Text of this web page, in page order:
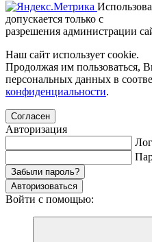
допускается только с
разрешения администрации
Наш сайт использует cookie.
Продолжая им пользоваться,
персональных данных в
конфиденциальности.
Согласен
Авторизация
Забыли пароль?
Авторизоваться
Войти с помощью: